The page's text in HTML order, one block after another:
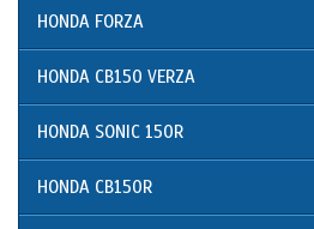
HONDA FORZA
HONDA CB150 VERZA
HONDA SONIC 150R
HONDA CB150R